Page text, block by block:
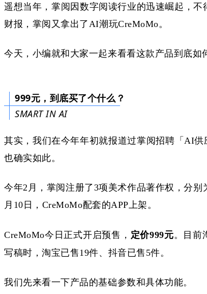
遥想当年，掌阅因数字阅读行业的迅速崛起，
财报，掌阅又拿出了AI潮玩CreMoMo。
今天，小编就和大家一起来看看这款产品到底如
999元，到底买了个什么？
SMART IN AI
其实，我们在今年年初就报道过掌阅招聘「AI供
也确实如此。
今年2月，掌阅注册了3项美术作品著作权，分
月10日，CreMoMo配套的APP上架。
CreMoMo今日正式开启预售， 定价999元。目前
写稿时，淘宝已售19件、抖音已售5件。
我们先来看一下产品的基础参数和具体功能。